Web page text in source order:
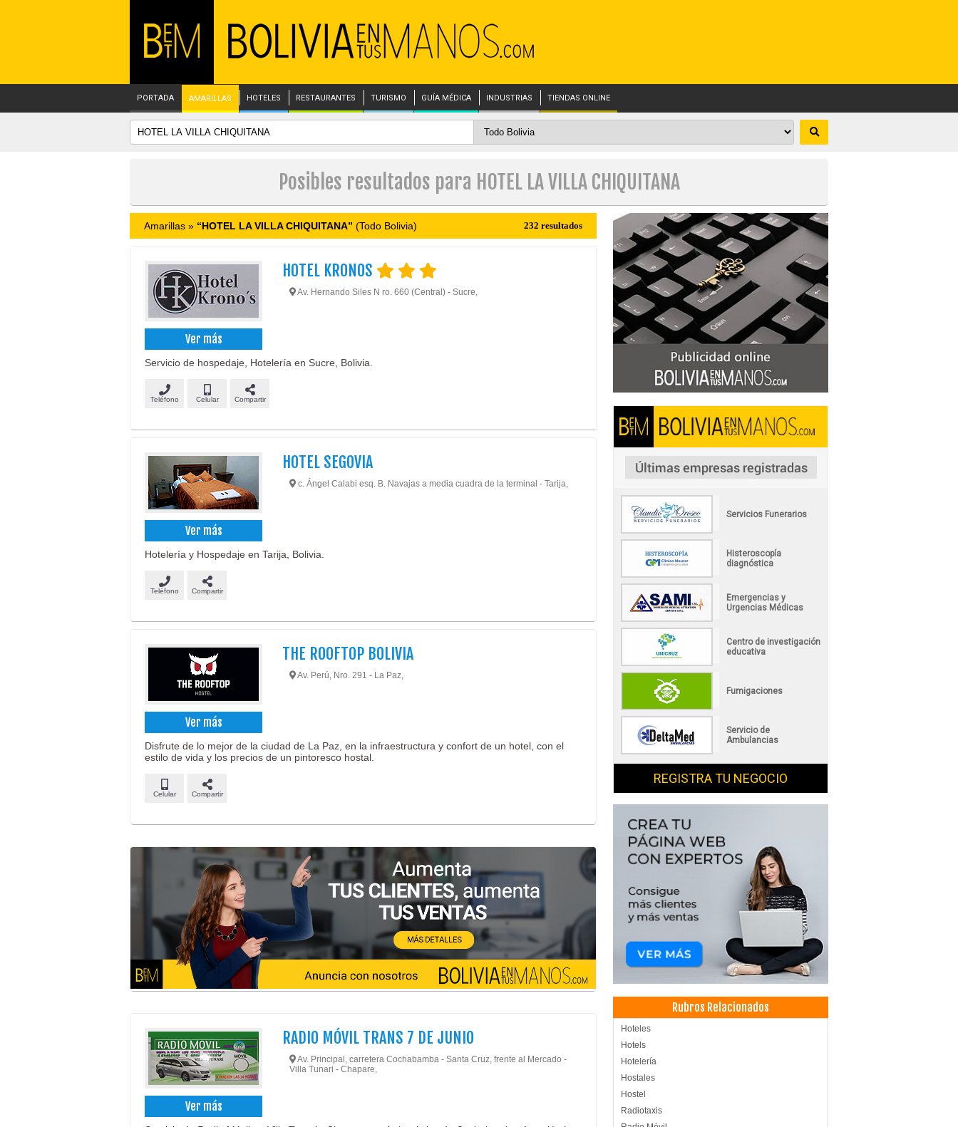
PORTADA AMARILLAS HOTELES RESTAURANTES TURISMO GUÍA MÉDICA INDUSTRIAS TIENDAS ONLINE
Posibles resultados para HOTEL LA VILLA CHIQUITANA
Amarillas » “HOTEL LA VILLA CHIQUITANA” (Todo Bolivia) 232 resultados
Ver más
HOTEL KRONOS
Av. Hernando Siles N ro. 660 (Central) - Sucre,
Servicio de hospedaje, Hotelería en Sucre, Bolivia.
Teléfono Celular Compartir
Ver más
HOTEL SEGOVIA
c. Ángel Calabi esq. B. Navajas a media cuadra de la terminal - Tarija,
Hotelería y Hospedaje en Tarija, Bolivia.
Teléfono Compartir
Ver más
THE ROOFTOP BOLIVIA
Av. Perú, Nro. 291 - La Paz,
Disfrute de lo mejor de la ciudad de La Paz, en la infraestructura y confort de un hotel, con el
estilo de vida y los precios de un pintoresco hostal.
Celular Compartir
Ver más
RADIO MÓVIL TRANS 7 DE JUNIO
Av. Principal, carretera Cochabamba - Santa Cruz, frente al Mercado -
Villa Tunari - Chapare,
Servicios Funerarios
Histeroscopía
diagnóstica
Emergencias y
Urgencias Médicas
Centro de investigación
educativa
Fumigaciones
Servicio de
Ambulancias
REGISTRA TU NEGOCIO
Rubros Relacionados
Hoteles
Hotels
Hotelería
Hostales
Hostel
Radiotaxis